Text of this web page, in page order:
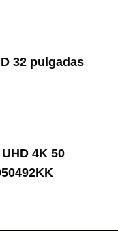
32 pulgadas
4K 50